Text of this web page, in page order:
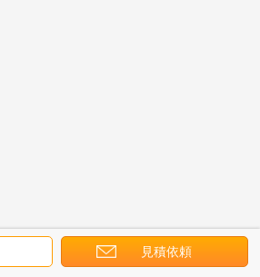
見積依頼